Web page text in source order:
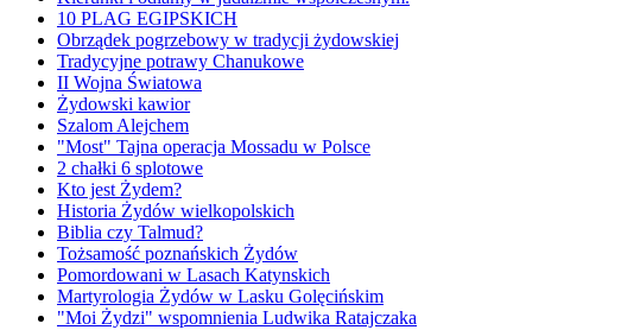
10 PLAG EGIPSKICH
Obrządek pogrzebowy w tradycji żydowskiej
Tradycyjne potrawy Chanukowe
II Wojna Światowa
Żydowski kawior
Szalom Alejchem
"Most" Tajna operacja Mossadu w Polsce
2 chałki 6 splotowe
Kto jest Żydem?
Historia Żydów wielkopolskich
Biblia czy Talmud?
Tożsamość poznańskich Żydów
Pomordowani w Lasach Katynskich
Martyrologia Żydów w Lasku Golęcińskim
"Moi Żydzi" wspomnienia Ludwika Ratajczaka